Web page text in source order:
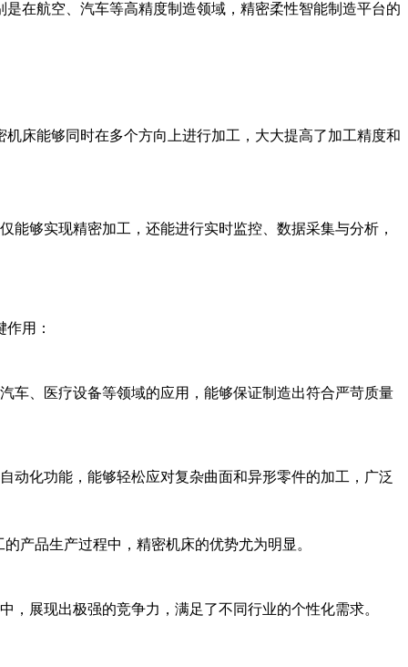
在航空、汽车等高精度制造领域，精密柔性智能制造平台的
床能够同时在多个方向上进行加工，大大提高了加工精度和
够实现精密加工，还能进行实时监控、数据采集与分析，
用：
车、医疗设备等领域的应用，能够保证制造出符合严苛质量
动化功能，能够轻松应对复杂曲面和异形零件的加工，广泛
产品生产过程中，精密机床的优势尤为明显。
展现出极强的竞争力，满足了不同行业的个性化需求。